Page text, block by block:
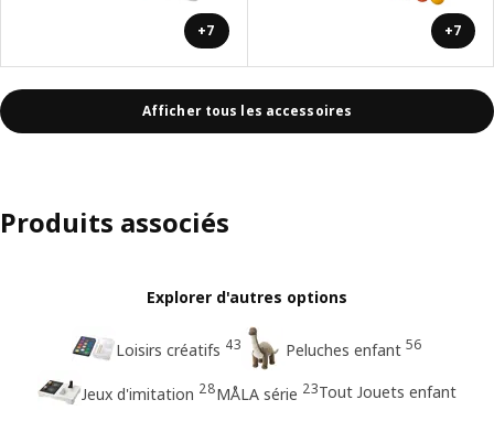
+7 +7
Afficher tous les accessoires
Produits associés
Explorer d'autres options
Loisirs créatifs 43 Peluches enfant 56
Jeux d'imitation 28MÅLA série 23Tout Jouets enfant